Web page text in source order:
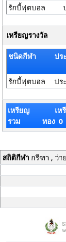
รักบี้ฟุตบอล
เหรียญรางวัล
ชนิดกีฬา ปร
รักบี้ฟุตบอล ปร
เหรียญ
รวม
เห
ทอง 0
สถิติกีฬากรีฑา , ว่า